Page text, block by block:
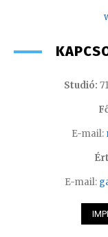
Studió:
E-mail:
E-mail: